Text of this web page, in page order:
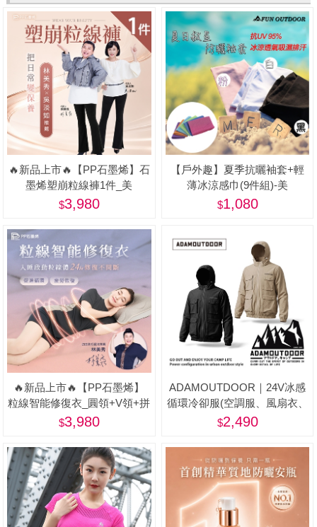
🔥新品上市🔥【PP石墨烯】石
墨烯塑崩粒線褲1件_美
3,980
【戶外趣】夏季抗曬袖套+輕
薄冰涼感巾(9件組)-美
1,080
🔥新品上市🔥【PP石墨烯】
粒線智能修復衣_圓領+V領+拼
接 3件/組-美
3,980
ADAMOUTDOOR｜24V冰感
循環冷卻服(空調服、風扇衣、
戶外、釣魚背心)
2,490